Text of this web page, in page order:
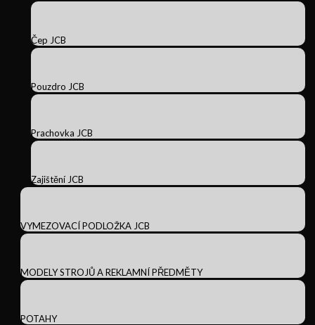
Čep JCB
Pouzdro JCB
Prachovka JCB
Zajištění JCB
VYMEZOVACÍ PODLOŽKA JCB
MODELY STROJŮ A REKLAMNÍ PŘEDMĚTY
POTAHY